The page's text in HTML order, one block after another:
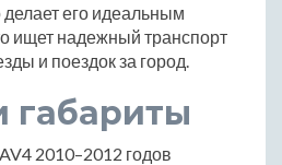
делает его идеальным
ищет надежный транспорт
и поездок за город.
габариты
2010–2012 годов